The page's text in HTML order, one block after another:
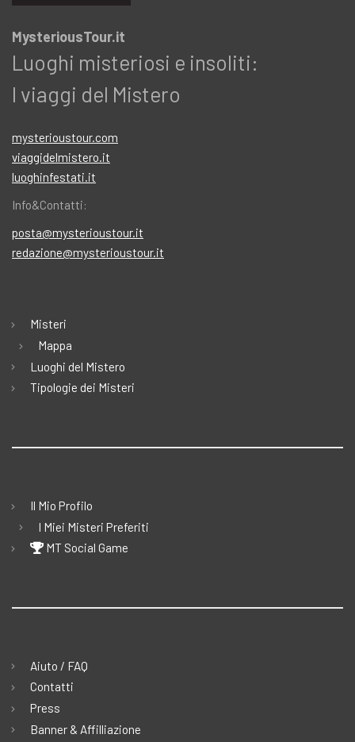
MysteriousTour.it
Luoghi misteriosi e insoliti:
I viaggi del Mistero
mysterioustour.com
viaggidelmistero.it
luoghinfestati.it
Info&Contatti:
posta@mysterioustour.it
redazione@mysterioustour.it
Misteri
Mappa
Luoghi del Mistero
Tipologie dei Misteri
Il Mio Profilo
I Miei Misteri Preferiti
MT Social Game
Aiuto / FAQ
Contatti
Press
Banner & Affilliazione